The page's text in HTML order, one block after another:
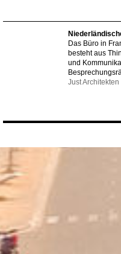
Das Büro in
besteht aus
und
Just Architekten